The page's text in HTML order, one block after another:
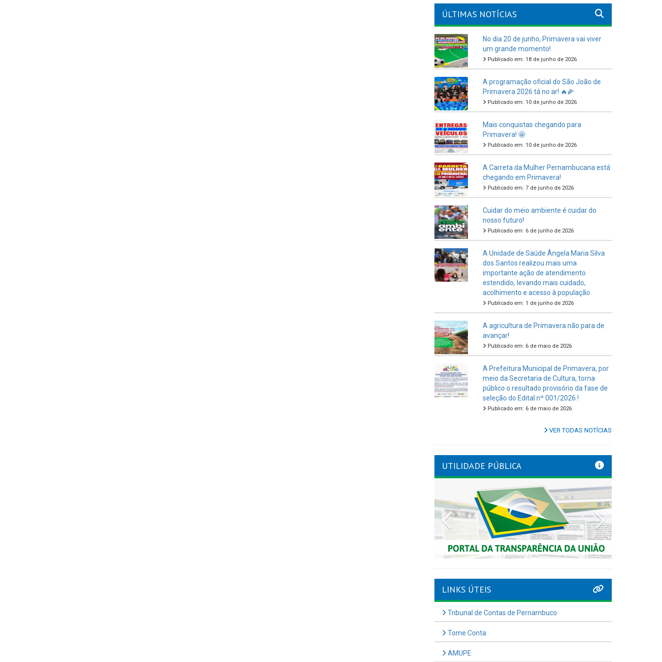
ÚLTIMAS NOTÍCIAS
No dia 20 de junho, Primavera vai viver
um grande momento!
Publicado em: 18 de junho de 2026
A programação oficial do São João de
Primavera 2026 tá no ar! 🔥🌽
Publicado em: 10 de junho de 2026
Mais conquistas chegando para
Primavera! 🤩
Publicado em: 10 de junho de 2026
A Carreta da Mulher Pernambucana está
chegando em Primavera!
Publicado em: 7 de junho de 2026
Cuidar do meio ambiente é cuidar do
nosso futuro!
Publicado em: 6 de junho de 2026
A Unidade de Saúde Ângela Maria Silva
dos Santos realizou mais uma
importante ação de atendimento
estendido, levando mais cuidado,
acolhimento e acesso à população.
Publicado em: 1 de junho de 2026
A agricultura de Primavera não para de
avançar!
Publicado em: 6 de maio de 2026
A Prefeitura Municipal de Primavera, por
meio da Secretaria de Cultura, torna
público o resultado provisório da fase de
seleção do Edital nº 001/2026 !
Publicado em: 6 de maio de 2026
VER TODAS NOTÍCIAS
UTILIDADE PÚBLICA
Previous
LINKS ÚTEIS
Tribunal de Contas de Pernambuco
Tome Conta
AMUPE